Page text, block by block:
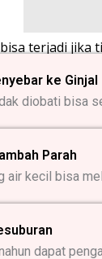
terjadi jika
ke Ginjal
diobati bisa
Parah
air kecil bisa
dapat